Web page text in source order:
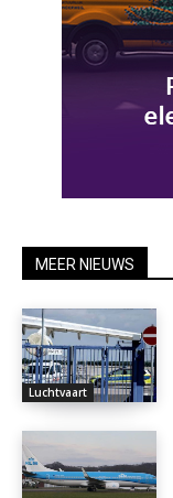
MEER NIEUWS
Luchtvaart